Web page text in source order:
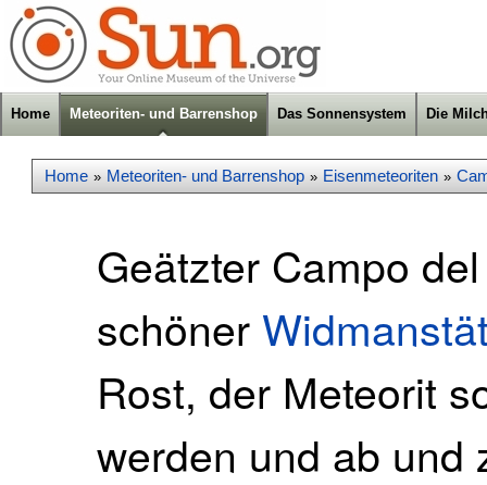
Home Meteoriten- und Barrenshop Das Sonnensystem Die
Home » Meteoriten- und Barrenshop » Eisenmeteoriten »
Geätzter Campo
schöner
Rost, der Meteorit
werden und ab und